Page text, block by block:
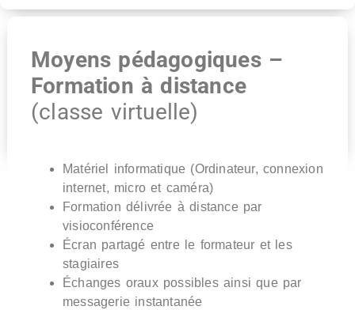
Moyens pédagogiques –
Formation à distance
(classe virtuelle)
Matériel informatique (Ordinateur, connexion
internet, micro et caméra)
Formation délivrée à distance par
visioconférence
Écran partagé entre le formateur et les
stagiaires
Échanges oraux possibles ainsi que par
messagerie instantanée